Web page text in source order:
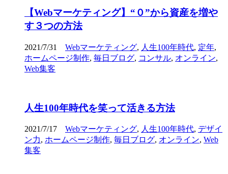
【Webマーケティング】“０”から資産を増や
す３つの方法
2021/7/31 Webマーケティング, 人生100年時代, 定年,
ホームページ制作, 毎日ブログ, コンサル, オンライン,
Web集客
人生100年時代を笑って活きる方法
2021/7/17 Webマーケティング, 人生100年時代, デザイ
ン力, ホームページ制作, 毎日ブログ, オンライン, Web
集客